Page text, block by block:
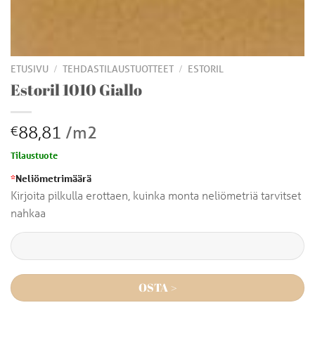
ETUSIVU / TEHDASTILAUSTUOTTEET / ESTORIL
Estoril 1010 Giallo
€88,81 /m2
Tilaustuote
*Neliömetrimäärä
Kirjoita pilkulla erottaen, kuinka monta neliömetriä tarvitset
nahkaa
OSTA >